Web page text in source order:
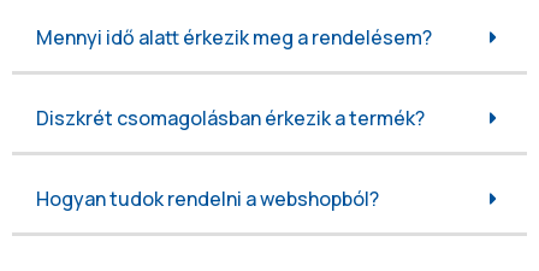
Mennyi idő alatt érkezik meg a rendelésem?
Diszkrét csomagolásban érkezik a termék?
Hogyan tudok rendelni a webshopból?